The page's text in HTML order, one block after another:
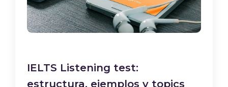
IELTS Listening test:
estructura, ejemplos y topics